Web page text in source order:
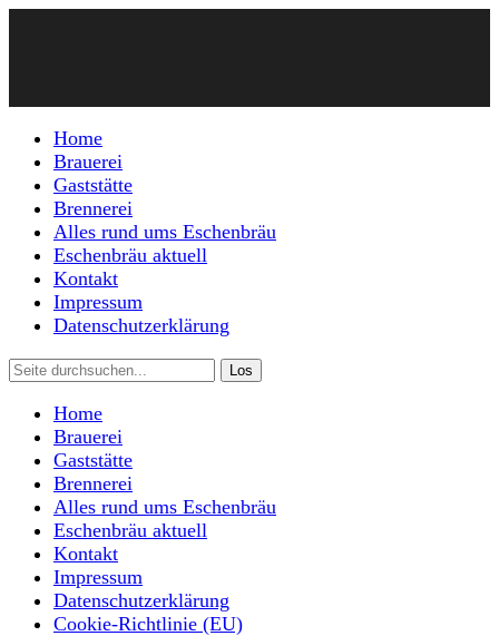
Home
Brauerei
Gaststätte
Brennerei
Alles rund ums Eschenbräu
Eschenbräu aktuell
Kontakt
Impressum
Datenschutzerklärung
Home
Brauerei
Gaststätte
Brennerei
Alles rund ums Eschenbräu
Eschenbräu aktuell
Kontakt
Impressum
Datenschutzerklärung
Cookie-Richtlinie (EU)